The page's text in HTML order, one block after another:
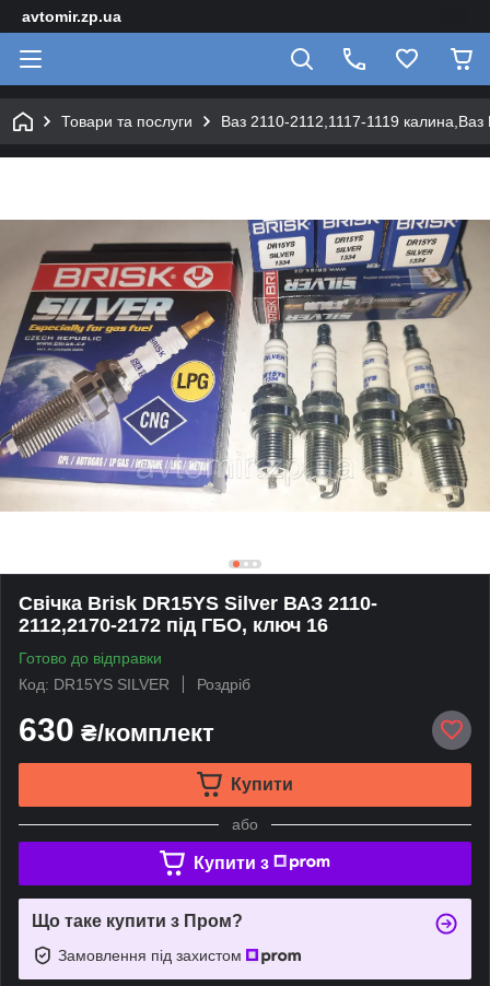
avtomir.zp.ua
Товари та послуги Ваз 2110-2112,1117-1119
Свічка Brisk DR15YS Silver ВАЗ 2110-
2112,2170-2172 під ГБО, ключ 16
Готово до відправки
Код: DR15YS SILVER
Роздріб
630 ₴/комплект
Купити
або
Купити з
Що таке купити з Пром?
Замовлення під захистом